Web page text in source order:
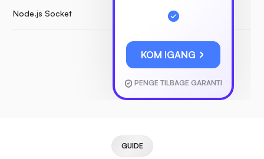
Node.js Socket
KOM IGANG
PENGE TILBAGE GARANTI
GUIDE